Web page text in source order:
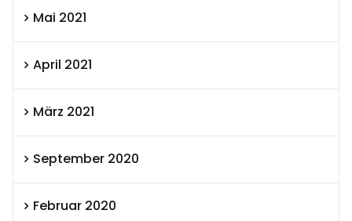
Mai 2021
April 2021
März 2021
September 2020
Februar 2020